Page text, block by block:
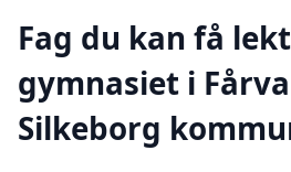
Fag du kan få
gymnasiet i
Silkeborg